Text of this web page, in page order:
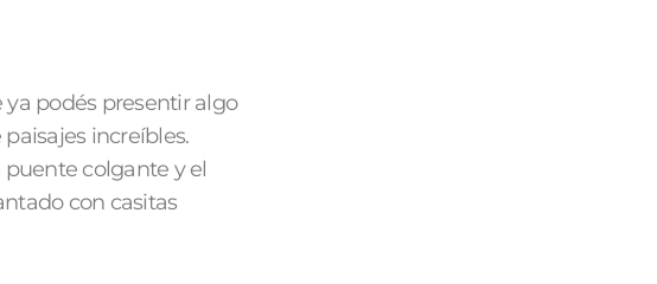
podés presentir algo
increíbles.
colgante y el
con casitas